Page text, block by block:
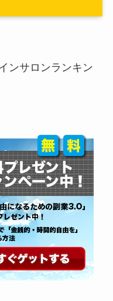
ンサロンランキン